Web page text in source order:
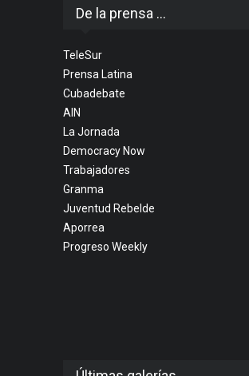
De la prensa ...
TeleSur
Prensa Latina
Cubadebate
AIN
La Jornada
Democracy Now
Trabajadores
Granma
Juventud Rebelde
Aporrea
Progreso Weekly